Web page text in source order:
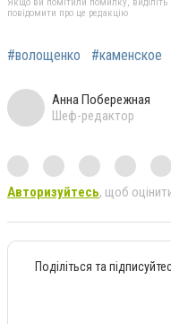
Якщо ви помітили помилку, виділіть
повідомити про це редакцію
#волощенко #каменское
Анна Побережная
Шеф-редактор
Авторизуйтесь, щоб
Поділіться та